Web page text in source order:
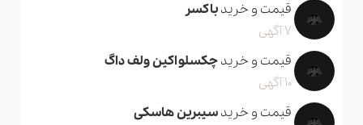
قیمت و خریدباکسر
7 آگهی
قیمت و خریدچکسلواکین ولف داگ
10 آگهی
قیمت و خریدسیبرین هاسکی